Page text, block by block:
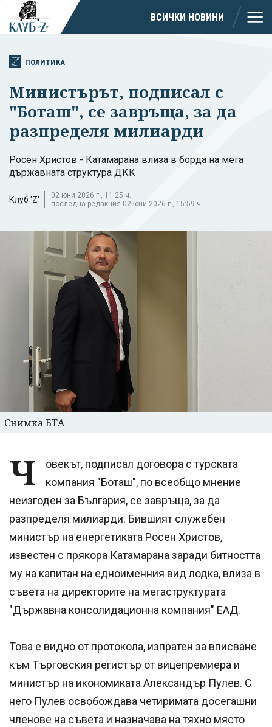
ВСИЧКИ НОВИНИ
ПОЛИТИКА
Министърът, подписал с
"Боташ", се завръща, за да
разпределя милиарди
Росен Христов - Катамарана влиза в борда на мега
държавната структура ДКК
Клуб 'Z'
02 юни 2026 г., 11:25 ч.
последна редакция 02 юни 2026 г., 15:59 ч.
Снимка БТА
Ч
овекът, подписал договора с турската
компания "Боташ", по всеобщо мнение
неизгоден за България, се завръща, за да
разпределя милиарди. Бившият служебен
министър на енергетиката Росен Христов,
известен с прякора Катамарана заради битността
му на капитан на едноименния вид лодка, влиза в
съвета на директорите на мегаструктурата
"Държавна консолидационна компания" ЕАД.
Това е видно от протокола, изпратен за вписване
към Търговския регистър от вицепремиера и
министър на икономиката Александър Пулев. С
него Пулев освобождава четиримата досегашни
членове на съвета и назначава на тяхно място